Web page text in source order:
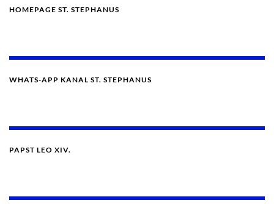
HOMEPAGE ST. STEPHANUS
WHATS-APP KANAL ST. STEPHANUS
PAPST LEO XIV.